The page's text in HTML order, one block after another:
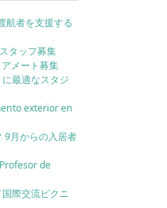
航者を支援する
タッフ募集
メート募集
最適なスタジ
exterior en
9月からの入居者
de
際交流ピクニ